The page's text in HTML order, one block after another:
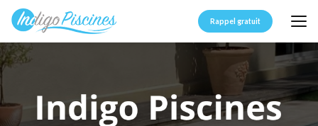
Aller
contenu
principal
Rappel gratuit